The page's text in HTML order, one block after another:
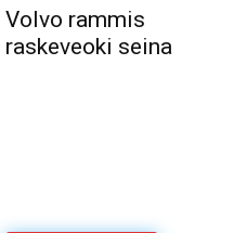
Volvo rammis
raskeveoki seina